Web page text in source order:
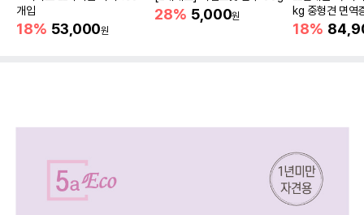
개입
18% 53,000원
28% 5,000원
kg 중형견 면역
18%